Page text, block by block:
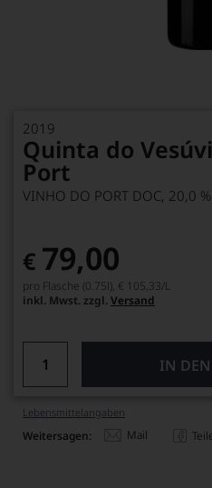
2019
Quinta do
Port
VINHO DO PORT DOC, 20,0
€ 79,00
pro Flasche (0.75l), € 105,33/L
inkl. Mwst. zzgl. Versand
IN
Lebensmittel­angaben
Weitersagen: Mail